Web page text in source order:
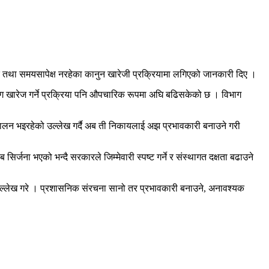
तथा समयसापेक्ष नरहेका कानुन खारेजी प्रक्रियामा लगिएको जानकारी दिए ।
खारेज गर्ने प्रक्रिया पनि औपचारिक रूपमा अघि बढिसकेको छ । विभाग
भइरहेको उल्लेख गर्दै अब ती निकायलाई अझ प्रभावकारी बनाउने गरी
भएको भन्दै सरकारले जिम्मेवारी स्पष्ट गर्ने र संस्थागत दक्षता बढाउने
उल्लेख गरे । प्रशासनिक संरचना सानो तर प्रभावकारी बनाउने, अनावश्यक